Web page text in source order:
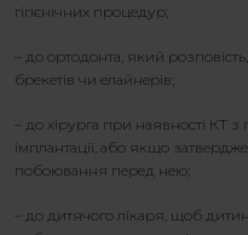
ON-LINE
гігієнічних процедур;
– до ортодонта, який
брекетів чи елайнерів;
– до хірурга при наявності КТ
імплантації, або якщо
побоювання перед нею;
– до дитячого лікаря, щоб